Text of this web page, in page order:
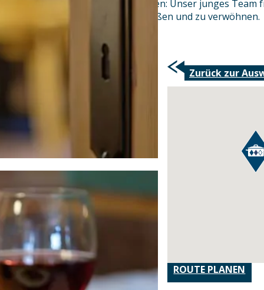
in unserem Saal für Sie ausrichten: Unser junges Team
Restaurant DER LÖWE zu begrüßen und zu verwöhnen.
Zurück zur
ROUTE PLANEN